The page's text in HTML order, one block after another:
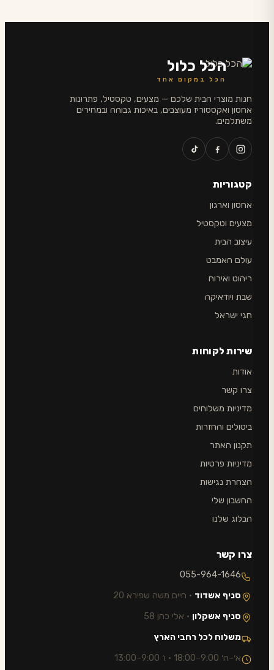
הכל כלול
הכל במקום אחד
חנות מוצרי הבית שלכם — מצעים, טקסטיל, פתרונות
אחסון ואקססוריז מעוצבים, באיכות גבוהה ובמחירים
משתלמים.
קטגוריות
אחסון וארגון
מצעים וטקסטיל
עיצוב הבית
עולם האמבט
ריהוט ואירוח
שבת ויודאיקה
חגי ישראל
שירות לקוחות
אודות
צרו קשר
מדיניות משלוחים
ביטולים והחזרות
תקנון האתר
מדיניות פרטיות
הצהרת נגישות
החשבון שלי
הבלוג שלנו
צרו קשר
055-964-1646
סניף אשדוד · חיים משה שפירא 20
סניף אשקלון · אלי כהן 58
משלוח לכל רחבי הארץ
א׳–ה׳ 9:00–18:00 · ו׳ 9:00–13:00